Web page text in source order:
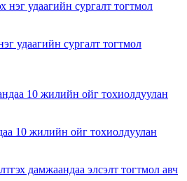
удаагийн сургалт тогтмол
10 жилийн ойг тохиолдуулан